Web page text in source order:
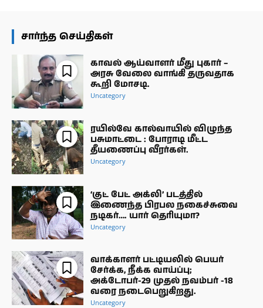
சார்ந்த செய்திகள்
காவல் ஆய்வாளர் மீது புகார் –
அரசு வேலை வாங்கி தருவதாக
கூறி மோசடி.
Uncategory
ரயில்வே கால்வாயில் விழுந்த
பசுமாட்டை : போராடி மீட்ட
தீயணைப்பு வீரர்கள்.
Uncategory
‘குட் பேட் அக்லி’ படத்தில்
இணைந்த பிரபல நகைச்சுவை
நடிகர்…. யார் தெரியுமா?
Uncategory
வாக்காளர் பட்டியலில் பெயர்
சேர்க்க, நீக்க வாய்ப்பு;
அக்டோபர்-29 முதல் நவம்பர் -18
வரை நடைபெறுகிறது.
Uncategory